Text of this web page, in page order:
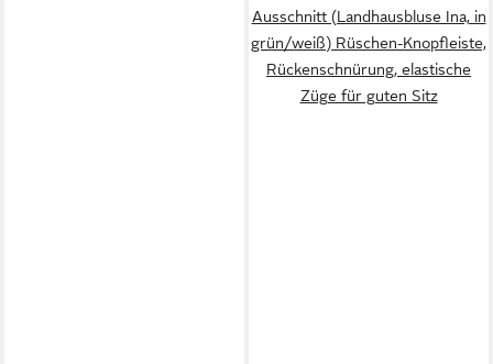
Ausschnitt (Landhausbluse Ina, in
grün/weiß) Rüschen-Knopfleiste,
Rückenschnürung, elastische
Züge für guten Sitz